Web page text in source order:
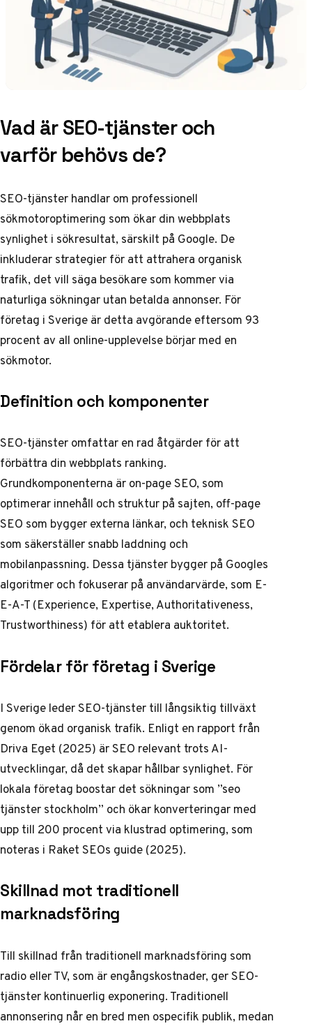
Vad är SEO-tjänster och
varför behövs de?
SEO-tjänster handlar om professionell
sökmotoroptimering som ökar din webbplats
synlighet i sökresultat, särskilt på Google. De
inkluderar strategier för att attrahera organisk
trafik, det vill säga besökare som kommer via
naturliga sökningar utan betalda annonser. För
företag i Sverige är detta avgörande eftersom 93
procent av all online-upplevelse börjar med en
sökmotor.
Definition och komponenter
SEO-tjänster omfattar en rad åtgärder för att
förbättra din webbplats ranking.
Grundkomponenterna är on-page SEO, som
optimerar innehåll och struktur på sajten, off-page
SEO som bygger externa länkar, och teknisk SEO
som säkerställer snabb laddning och
mobilanpassning. Dessa tjänster bygger på Googles
algoritmer och fokuserar på användarvärde, som E-
E-A-T (Experience, Expertise, Authoritativeness,
Trustworthiness) för att etablera auktoritet.
Fördelar för företag i Sverige
I Sverige leder SEO-tjänster till långsiktig tillväxt
genom ökad organisk trafik. Enligt en rapport från
Driva Eget (2025) är SEO relevant trots AI-
utvecklingar, då det skapar hållbar synlighet. För
lokala företag boostar det sökningar som ”seo
tjänster stockholm” och ökar konverteringar med
upp till 200 procent via klustrad optimering, som
noteras i Raket SEOs guide(2025).
Skillnad mot traditionell
marknadsföring
Till skillnad från traditionell marknadsföring som
radio eller TV, som är engångskostnader, ger SEO-
tjänster kontinuerlig exponering. Traditionell
annonsering når en bred men ospecifik publik, medan